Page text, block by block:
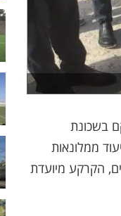
בשכונת
ממלונאות
הקרקע מיועדת